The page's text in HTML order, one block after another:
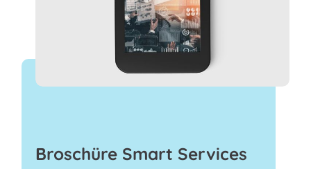
Broschüre Smart Services